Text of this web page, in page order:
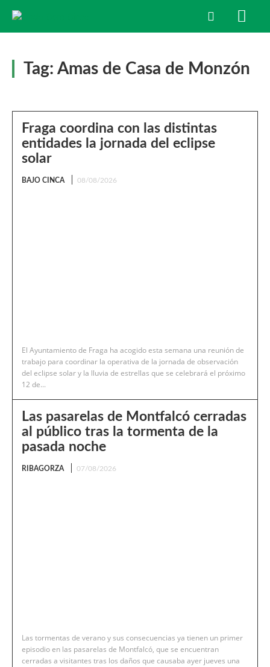
Tag: Amas de Casa de Monzón
Fraga coordina con las distintas
entidades la jornada del eclipse
solar
BAJO CINCA 08/08/2026
El Ayuntamiento de Fraga ha acogido esta semana una reunión de
trabajo para coordinar la operativa de la jornada de observación
del eclipse solar y la lluvia de estrellas que se celebrará el próximo
12 de...
Las pasarelas de Montfalcó cerradas
al público tras la tormenta de la
pasada noche
RIBAGORZA 07/08/2026
Las tormentas de verano y sus consecuencias ya tienen un primer
episodio en las pasarelas de Montfalcó, que se encuentran
cerradas a visitantes tras los daños que causaba ayer jueves una